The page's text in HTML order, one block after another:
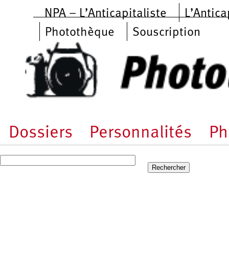
Aller au contenu principal
NPA – L’Anticapitaliste
Photothèque
Souscription
Dossiers Personnalités